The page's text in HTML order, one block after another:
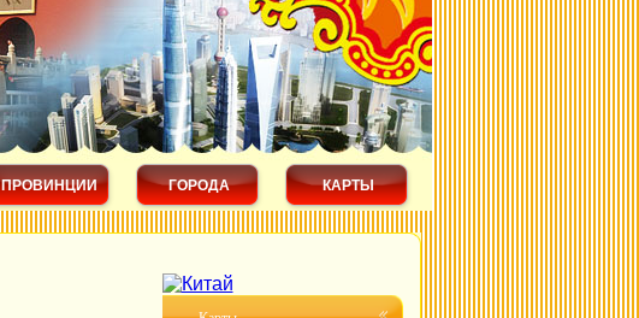
ПРОВИНЦИИ ГОРОДА КАРТЫ